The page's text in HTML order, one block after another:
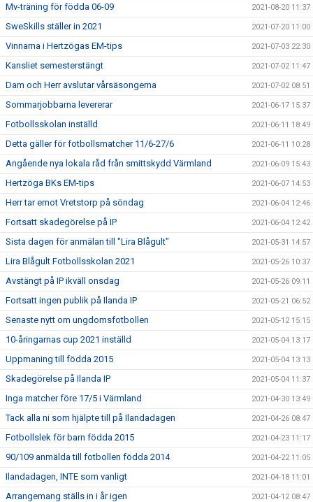
Mv-träning för födda 06-09 2021-08-20 11:37
SweSkills ställer in 2021 2021-07-20 11:00
Vinnarna i Hertzögas EM-tips 2021-07-03 22:30
Kansliet semesterstängt 2021-07-02 11:47
Dam och Herr avslutar vårsäsongerna 2021-07-02 08:51
Sommarjobbarna levererar 2021-06-17 15:37
Fotbollsskolan inställd 2021-06-11 18:49
Detta gäller för fotbollsmatcher 11/6-27/6 2021-06-11 10:28
Angående nya lokala råd från smittskydd Värmland 2021-06-09 15:43
Hertzöga BKs EM-tips 2021-06-07 14:53
Herr tar emot Vretstorp på söndag 2021-06-04 12:46
Fortsatt skadegörelse på IP 2021-06-04 12:42
Sista dagen för anmälan till "Lira Blågult" 2021-05-31 14:57
Lira Blågult Fotbollsskolan 2021 2021-05-26 10:37
Avstängt på IP ikväll onsdag 2021-05-26 09:11
Fortsatt ingen publik på Ilanda IP 2021-05-21 06:52
Senaste nytt om ungdomsfotbollen 2021-05-12 15:15
10-åringarnas cup 2021 inställd 2021-05-04 13:17
Uppmaning till födda 2015 2021-05-04 13:13
Skadegörelse på Ilanda IP 2021-05-04 11:37
Inga matcher före 17/5 i Värmland 2021-04-30 13:49
Tack alla ni som hjälpte till på Ilandadagen 2021-04-26 08:47
Fotbollslek för barn födda 2015 2021-04-23 11:17
90/109 anmälda till fotbollen födda 2014 2021-04-22 11:05
Ilandadagen, INTE som vanligt 2021-04-18 11:01
Arrangemang ställs in i år igen 2021-04-12 08:47